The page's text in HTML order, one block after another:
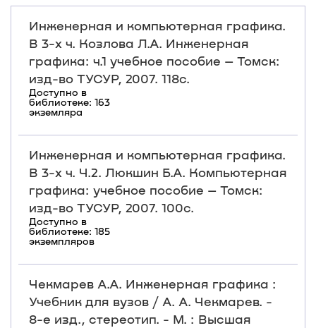
Инженерная и компьютерная графика.
В 3-х ч. Козлова Л.А. Инженерная
графика: ч.1 учебное пособие – Томск:
изд-во ТУСУР, 2007. 118с.
Доступно в
библиотеке: 163
экземляра
Инженерная и компьютерная графика.
В 3-х ч. Ч.2. Люкшин Б.А. Компьютерная
графика: учебное пособие – Томск:
изд-во ТУСУР, 2007. 100с.
Доступно в
библиотеке: 185
экземпляров
Чекмарев А.А. Инженерная графика :
Учебник для вузов / А. А. Чекмарев. -
8-е изд., стереотип. - М. : Высшая